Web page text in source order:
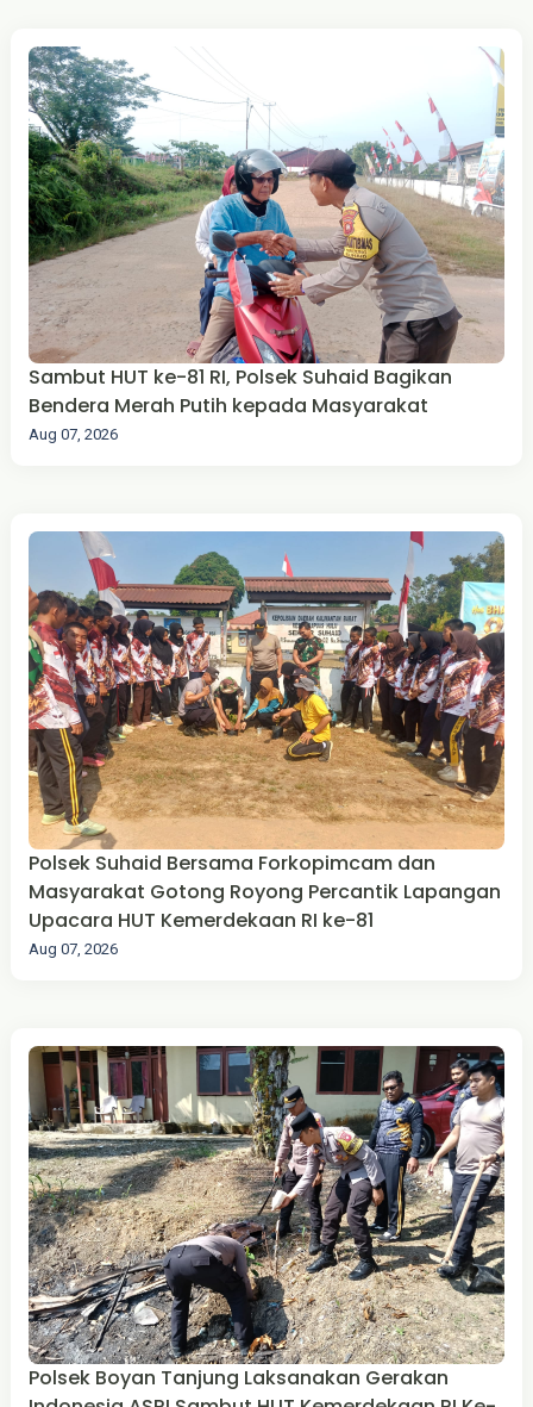
Sambut HUT ke-81 RI, Polsek Suhaid Bagikan
Bendera Merah Putih kepada Masyarakat
Aug 07, 2026
Polsek Suhaid Bersama Forkopimcam dan
Masyarakat Gotong Royong Percantik Lapangan
Upacara HUT Kemerdekaan RI ke-81
Aug 07, 2026
Polsek Boyan Tanjung Laksanakan Gerakan